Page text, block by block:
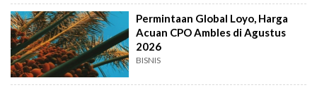
Permintaan Global Loyo, Harga
Acuan CPO Ambles di Agustus
2026
BISNIS